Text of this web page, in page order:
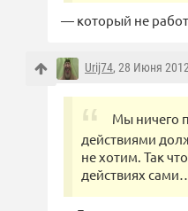
— который не
Urij74, 28 Июня
Мы ничего
действиями
не хотим. Так
действиях